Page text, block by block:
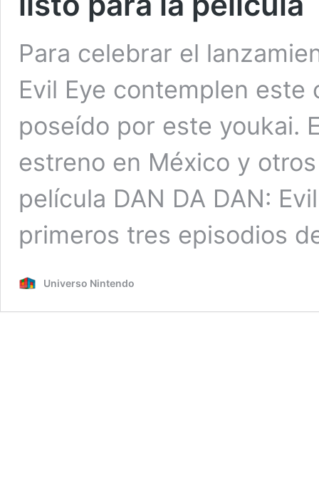
Para celebrar el
Evil Eye contemplen este
poseído por este youkai.
estreno en México y
película DAN DA DAN:
primeros tres episodios
Universo Nintendo